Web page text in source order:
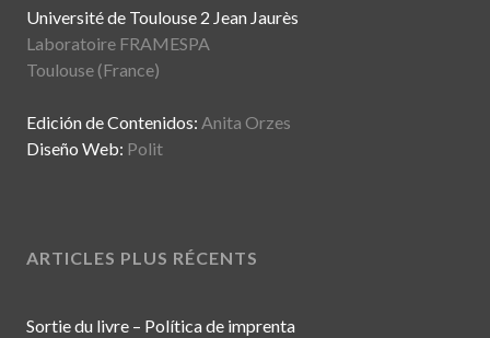
Université de Toulouse 2 Jean Jaurès
Laboratoire FRAMESPA
Toulouse (France)
Edición de Contenidos: Anita Orzes
Diseño Web: Polit
ARTICLES PLUS RÉCENTS
Sortie du livre – Política de imprenta